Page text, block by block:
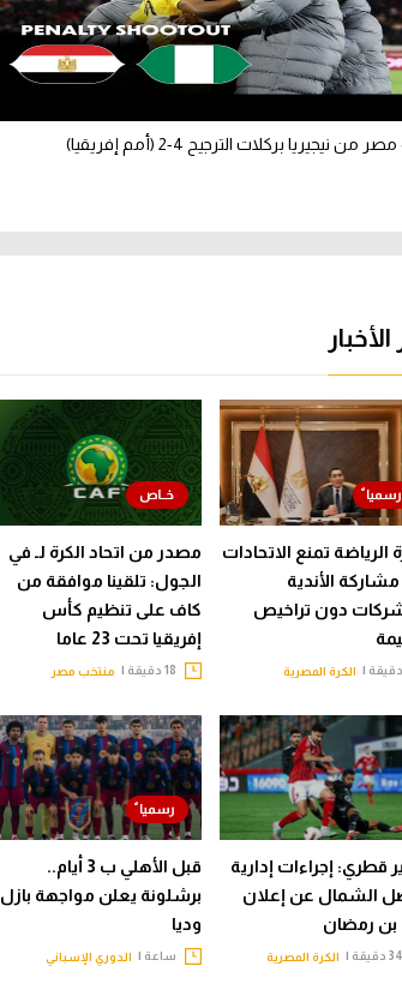
من نيجيريا بركلات الترجيح 4-2 (أمم إفريقيا)
الأخبار
الرياضة تمنع الاتحادات
الأندية
دون تراخيص
دقيقة | الكرة المصرية
مصدر من اتحاد الكرة لـ في
الجول: تلقينا موافقة من
كاف على تنظيم كأس
إفريقيا تحت 23 عاما
منتخب مصر
قطري: إجراءات إدارية
الشمال عن إعلان
رمضان
الكرة المصرية
قبل الأهلي ب 3 أيام..
برشلونة يعلن مواجهة بازل
وديا
ساعة | الدوري الإسباني